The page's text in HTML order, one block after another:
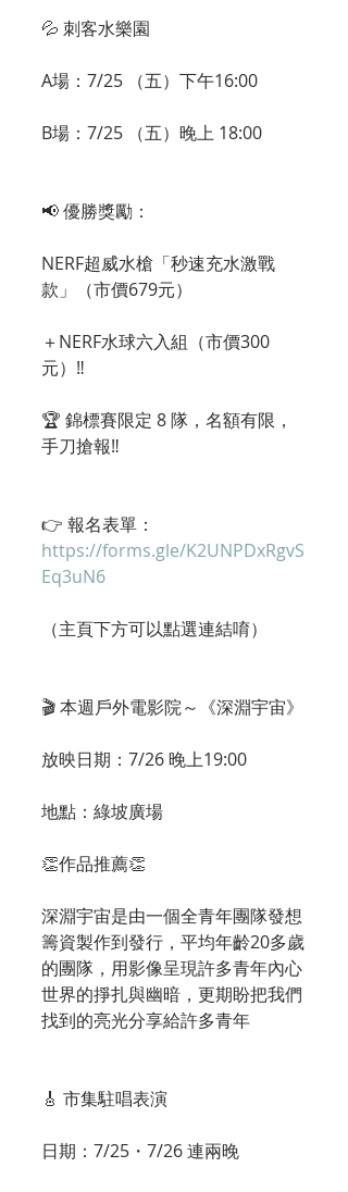
💦 刺客水樂園
A場：7/25 （五）下午16:00
B場：7/25 （五）晚上 18:00
📢 優勝獎勵：
NERF超威水槍「秒速充水激戰
款」（市價679元）
＋NERF水球六入組（市價300
元）‼️
🏆 錦標賽限定 8 隊，名額有限，
手刀搶報‼️
👉 報名表單：
https://forms.gle/K2UNPDxRgvS
Eq3uN6
（主頁下方可以點選連結唷）
🎬 本週戶外電影院～《深淵宇宙》
放映日期：7/26 晚上19:00
地點：綠坡廣場
👏作品推薦👏
深淵宇宙是由一個全青年團隊發想
籌資製作到發行，平均年齡20多歲
的團隊，用影像呈現許多青年內心
世界的掙扎與幽暗，更期盼把我們
找到的亮光分享給許多青年
🎸 市集駐唱表演
日期：7/25・7/26 連兩晚